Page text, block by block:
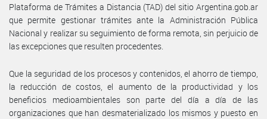
Plataforma de Trámites a Distancia (TAD) del sitio Argentina.gob.ar
que permite gestionar trámites ante la Administración Pública
Nacional y realizar su seguimiento de forma remota, sin perjuicio de
las excepciones que resulten procedentes.
Que la seguridad de los procesos y contenidos, el ahorro de tiempo,
la reducción de costos, el aumento de la productividad y los
beneficios medioambientales son parte del día a día de las
organizaciones que han desmaterializado los mismos y puesto en